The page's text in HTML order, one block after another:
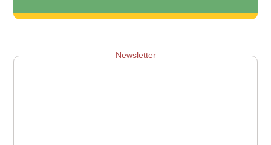
Newsletter